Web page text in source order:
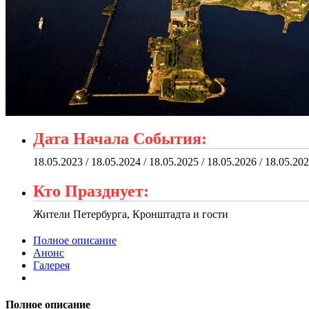
Дата Начала События:
18.05.2023 / 18.05.2024 / 18.05.2025 / 18.05.2026 /
Кто Празднует:
Жители Петербурга, Кронштадта и гости
Полное описание
Анонс
Галерея
Полное описание